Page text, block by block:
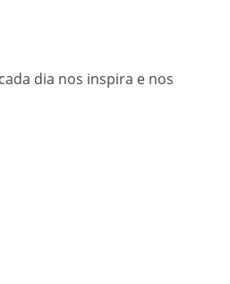
dia nos inspira e nos